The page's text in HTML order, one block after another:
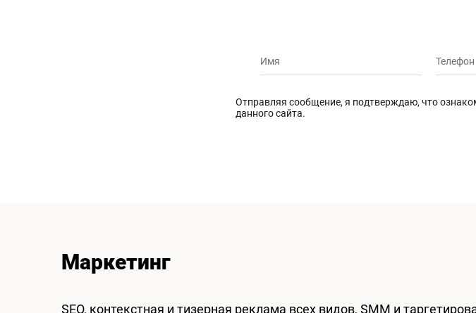
Отправляя сообщение, я подтверждаю, что
данного сайта.
Маркетинг
SEO, контекстная и тизерная реклама всех видов, SMM и